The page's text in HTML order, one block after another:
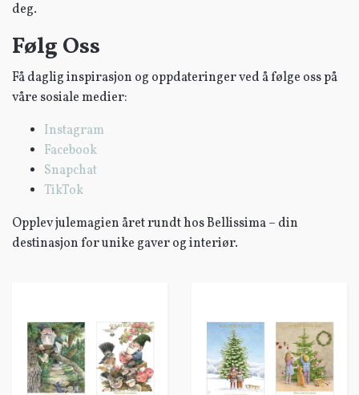
deg.
Følg Oss
Få daglig inspirasjon og oppdateringer ved å følge oss på
våre sosiale medier:
Instagram
Facebook
Snapchat
TikTok
Opplev julemagien året rundt hos Bellissima – din
destinasjon for unike gaver og interiør.